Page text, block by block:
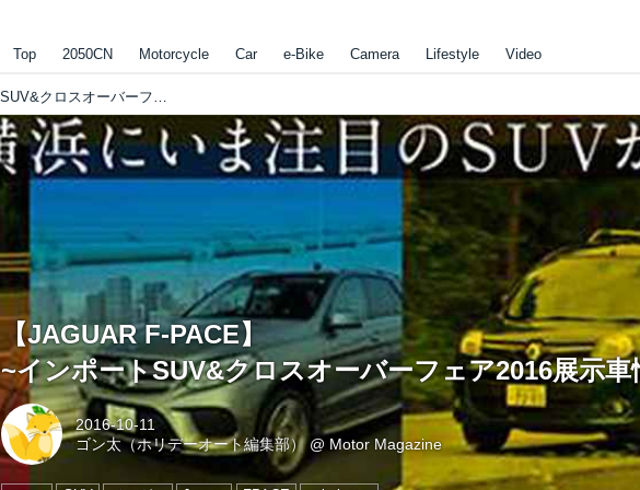
Top 2050CN Motorcycle Car e-Bike Camera Lifestyle Video
【JAGUAR F-PACE】 ~インポートSUV&クロスオーバーフェア2016展示車情報~
【JAGUAR F-PACE】
~インポートSUV&クロスオーバーフェア2016展示車
2016-10-11
ゴン太（ホリデーオート編集部）@ Motor Magazine